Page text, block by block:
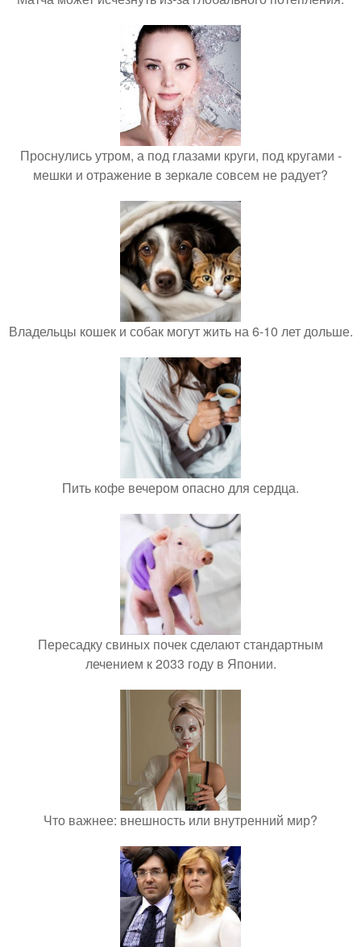
Проснулись утром, а под глазами круги, под кругами -
мешки и отражение в зеркале совсем не радует?
Владельцы кошек и собак могут жить на 6-10 лет дольше.
Пить кофе вечером опасно для сердца.
Пересадку свиных почек сделают стандартным
лечением к 2033 году в Японии.
Что важнее: внешность или внутренний мир?